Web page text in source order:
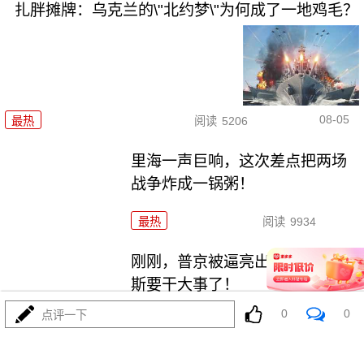
扎胖摊牌：乌克兰的\"北约梦\"为何成了一地鸡毛？
最热 阅读 5206 08-05
里海一声巨响，这次差点把两场
战争炸成一锅粥！
最热 阅读 9934
刚刚，普京被逼亮出底牌！俄罗
斯要干大事了！
阅读 16308
点评一下 0 0